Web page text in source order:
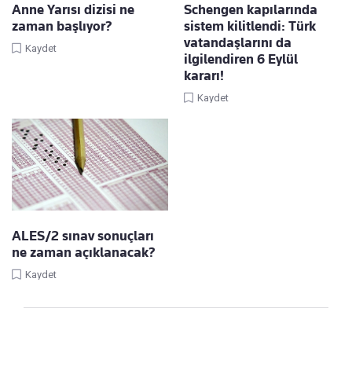
Anne Yarısı dizisi ne
zaman başlıyor?
Kaydet
Schengen kapılarında
sistem kilitlendi: Türk
vatandaşlarını da
ilgilendiren 6 Eylül
kararı!
Kaydet
ALES/2 sınav sonuçları
ne zaman açıklanacak?
Kaydet